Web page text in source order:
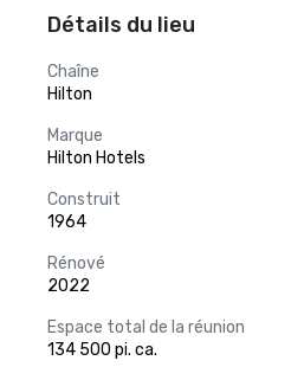
Détails du lieu
Chaîne
Hilton
Marque
Hilton Hotels
Construit
1964
Rénové
2022
Espace total de la réunion
134 500 pi. ca.